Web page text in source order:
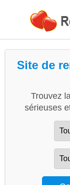
Site de
Trouvez
sérieuses